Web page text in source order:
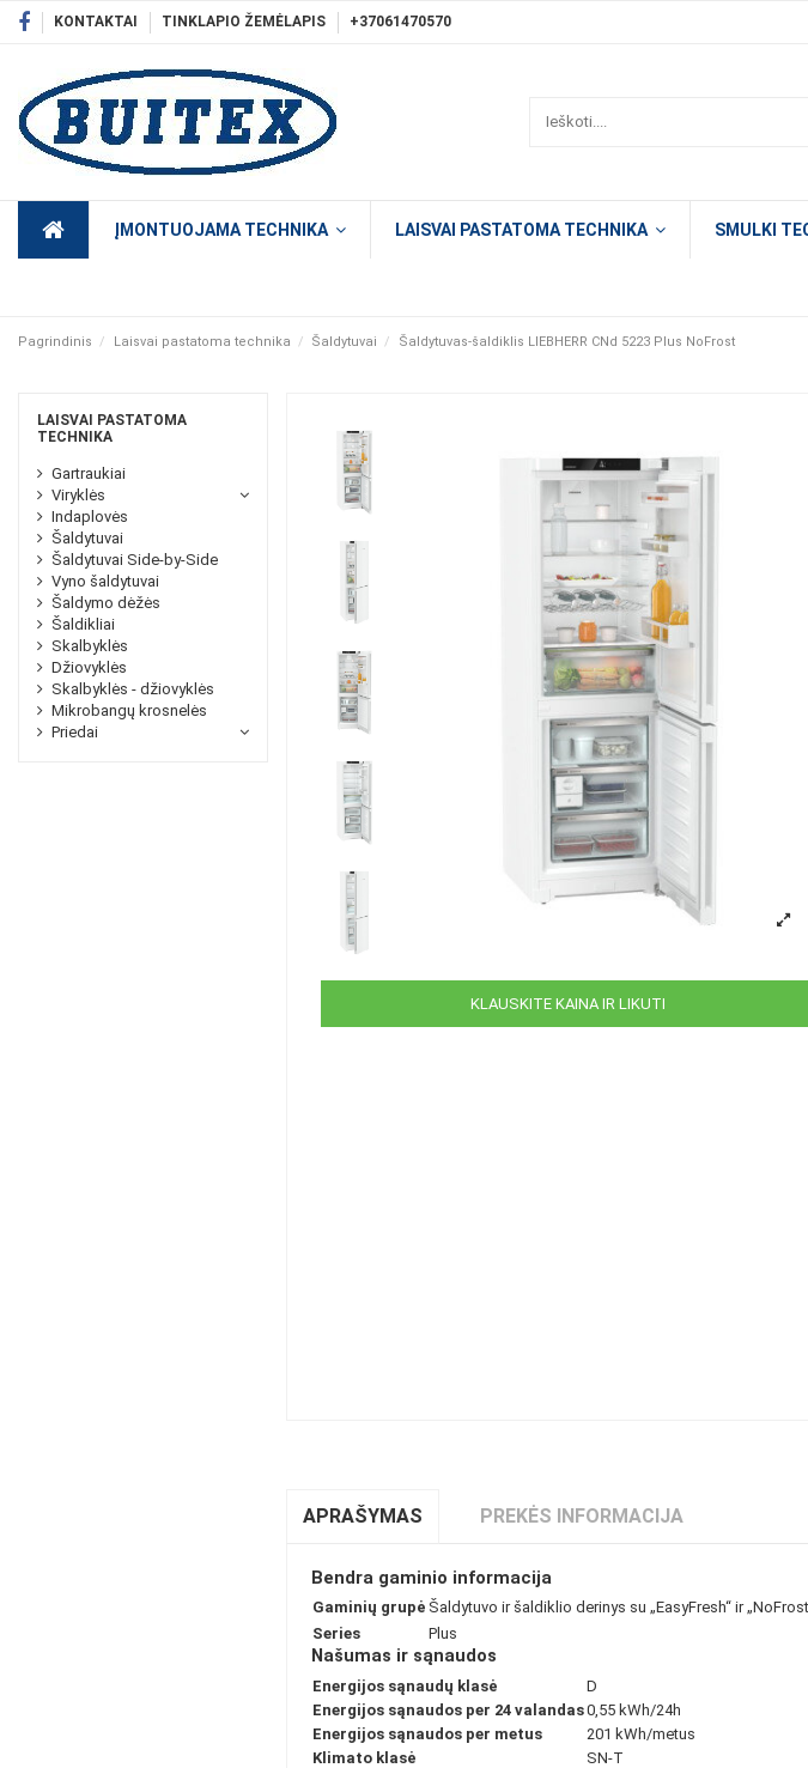
KONTAKTAI TINKLAPIO ŽEMĖLAPIS +37061470570
ĮMONTUOJAMA TECHNIKA LAISVAI PASTATOMA TECHNIKA SMULKI
Pagrindinis Laisvai pastatoma technika Šaldytuvai Šaldytuvas-šaldiklis LIEBHERR CNd 5223 Plus NoFrost
KLAUSKITE KAINA IR LIKUTI
APRAŠYMAS PREKĖS INFORMACIJA
Bendra gaminio informacija
Gaminių grupė Šaldytuvo ir šaldiklio derinys su „EasyFresh“ ir
Series
Plus
Našumas ir sąnaudos
Energijos sąnaudų klasė
D
Energijos sąnaudos per 24 valandas0,55 kWh/24h
Energijos sąnaudos per metus
201 kWh/metus
Klimato klasė
SN-T
LAISVAI PASTATOMA
TECHNIKA
Gartraukiai
Viryklės
Indaplovės
Šaldytuvai
Šaldytuvai Side-by-Side
Vyno šaldytuvai
Šaldymo dėžės
Šaldikliai
Skalbyklės
Džiovyklės
Skalbyklės - džiovyklės
Mikrobangų krosnelės
Priedai